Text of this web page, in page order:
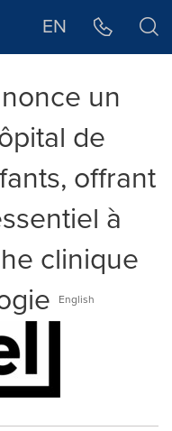
EN
un
de
offrant
à
clinique
English